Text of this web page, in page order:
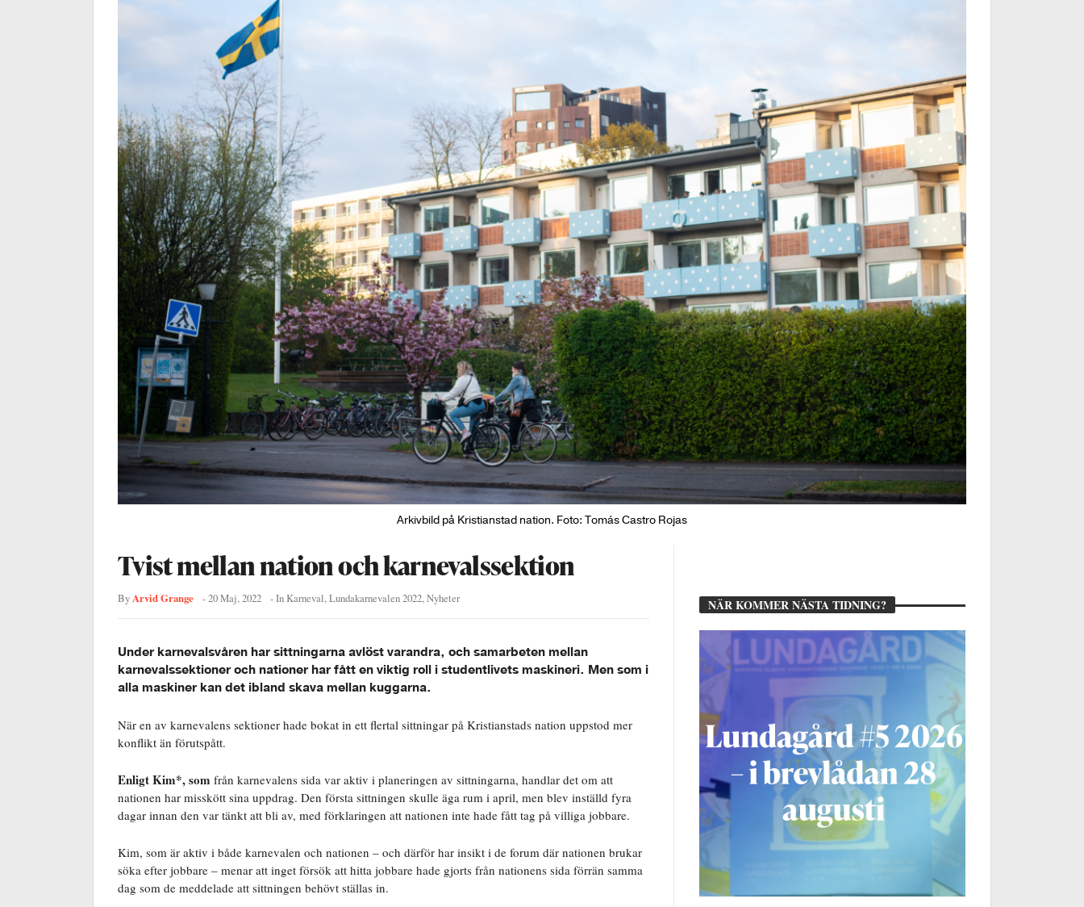
Arkivbild på Kristianstad nation. Foto: Tomás Castro Rojas
Tvist mellan nation och karnevalssektion
By Arvid Grange -20 Maj, 2022 - In Karneval,Lundakarnevalen 2022,Nyheter
Under karnevalsvåren har sittningarna avlöst varandra, och samarbeten mellan
karnevalssektioner och nationer har fått en viktig roll i studentlivets maskineri. Men som i
alla maskiner kan det ibland skava mellan kuggarna.
När en av karnevalens sektioner hade bokat in ett flertal sittningar på Kristianstads nation uppstod mer
konflikt än förutspått.
Enligt Kim*, som från karnevalens sida var aktiv i planeringen av sittningarna, handlar det om att
nationen har misskött sina uppdrag. Den första sittningen skulle äga rum i april, men blev inställd fyra
dagar innan den var tänkt att bli av, med förklaringen att nationen inte hade fått tag på villiga jobbare.
Kim, som är aktiv i både karnevalen och nationen – och därför har insikt i de forum där nationen brukar
söka efter jobbare – menar att inget försök att hitta jobbare hade gjorts från nationens sida förrän samma
dag som de meddelade att sittningen behövt ställas in.
NÄR KOMMER NÄSTA TIDNING?